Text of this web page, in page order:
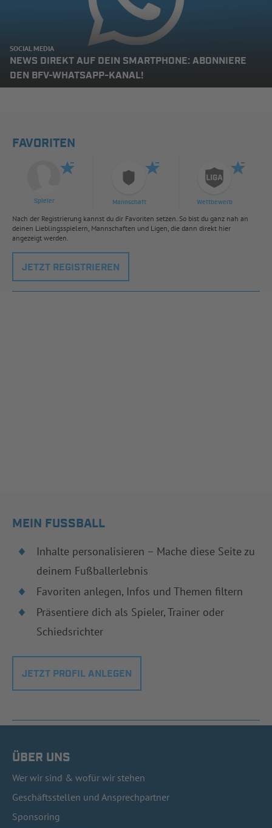
SOCIAL MEDIA
NEWS DIREKT AUF DEIN SMARTPHONE: ABONNIERE
DEN BFV-WHATSAPP-KANAL!
FAVORITEN
Spieler Mannschaft Wettbewerb
Nach der Registrierung kannst du dir Favoriten setzen. So bist du ganz nah an
deinen Lieblingsspielern, Mannschaften und Ligen, die dann direkt hier
angezeigt werden.
JETZT REGISTRIEREN
MEIN FUSSBALL
Inhalte personalisieren – Mache diese Seite zu
deinem Fußballerlebnis
Favoriten anlegen, Infos und Themen filtern
Präsentiere dich als Spieler, Trainer oder
Schiedsrichter
JETZT PROFIL ANLEGEN
ÜBER UNS
Wer wir sind & wofür wir stehen
Geschäftsstellen und Ansprechpartner
Sponsoring